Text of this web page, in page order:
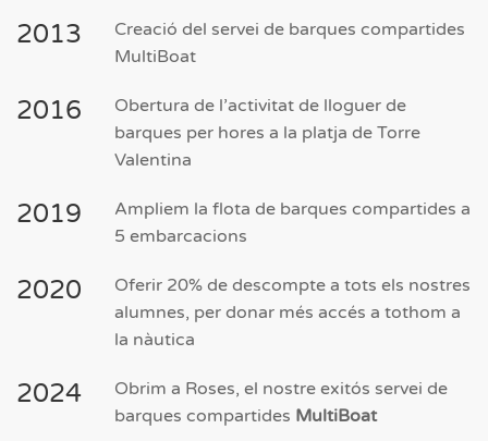
2013
Creació del servei de barques compartides
MultiBoat
2016
Obertura de l’activitat de lloguer de
barques per hores a la platja de Torre
Valentina
2019
Ampliem la flota de barques compartides a
5 embarcacions
2020
Oferir 20% de descompte a tots els nostres
alumnes, per donar més accés a tothom a
la nàutica
2024
Obrim a Roses, el nostre exitós servei de
barques compartides MultiBoat